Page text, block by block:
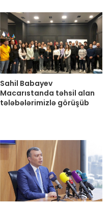
Sahil Babayev
Macarıstanda təhsil alan
tələbələrimizlə görüşüb